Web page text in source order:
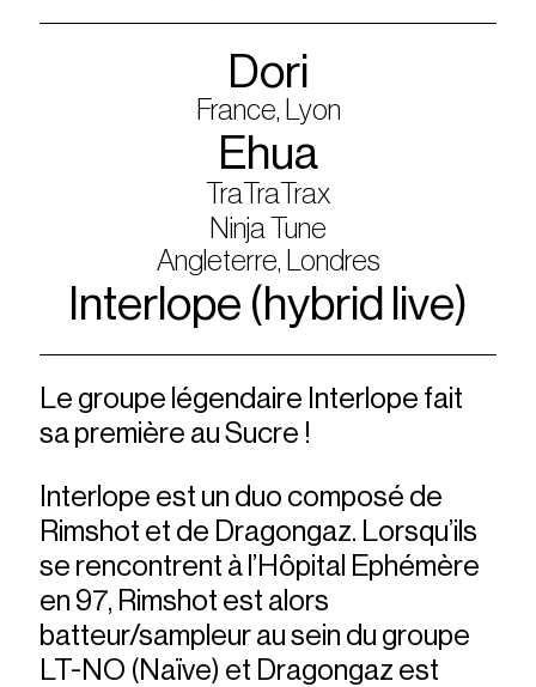
Dori
France, Lyon
Ehua
TraTraTrax
Ninja Tune
Angleterre, Londres
Interlope (hybrid live)
Le groupe légendaire Interlope fait
sa première au Sucre !
Interlope est un duo composé de
Rimshot et de Dragongaz. Lorsqu’ils
se rencontrent à l’Hôpital Ephémère
en 97, Rimshot est alors
batteur/sampleur au sein du groupe
LT-NO (Naïve) et Dragongaz est